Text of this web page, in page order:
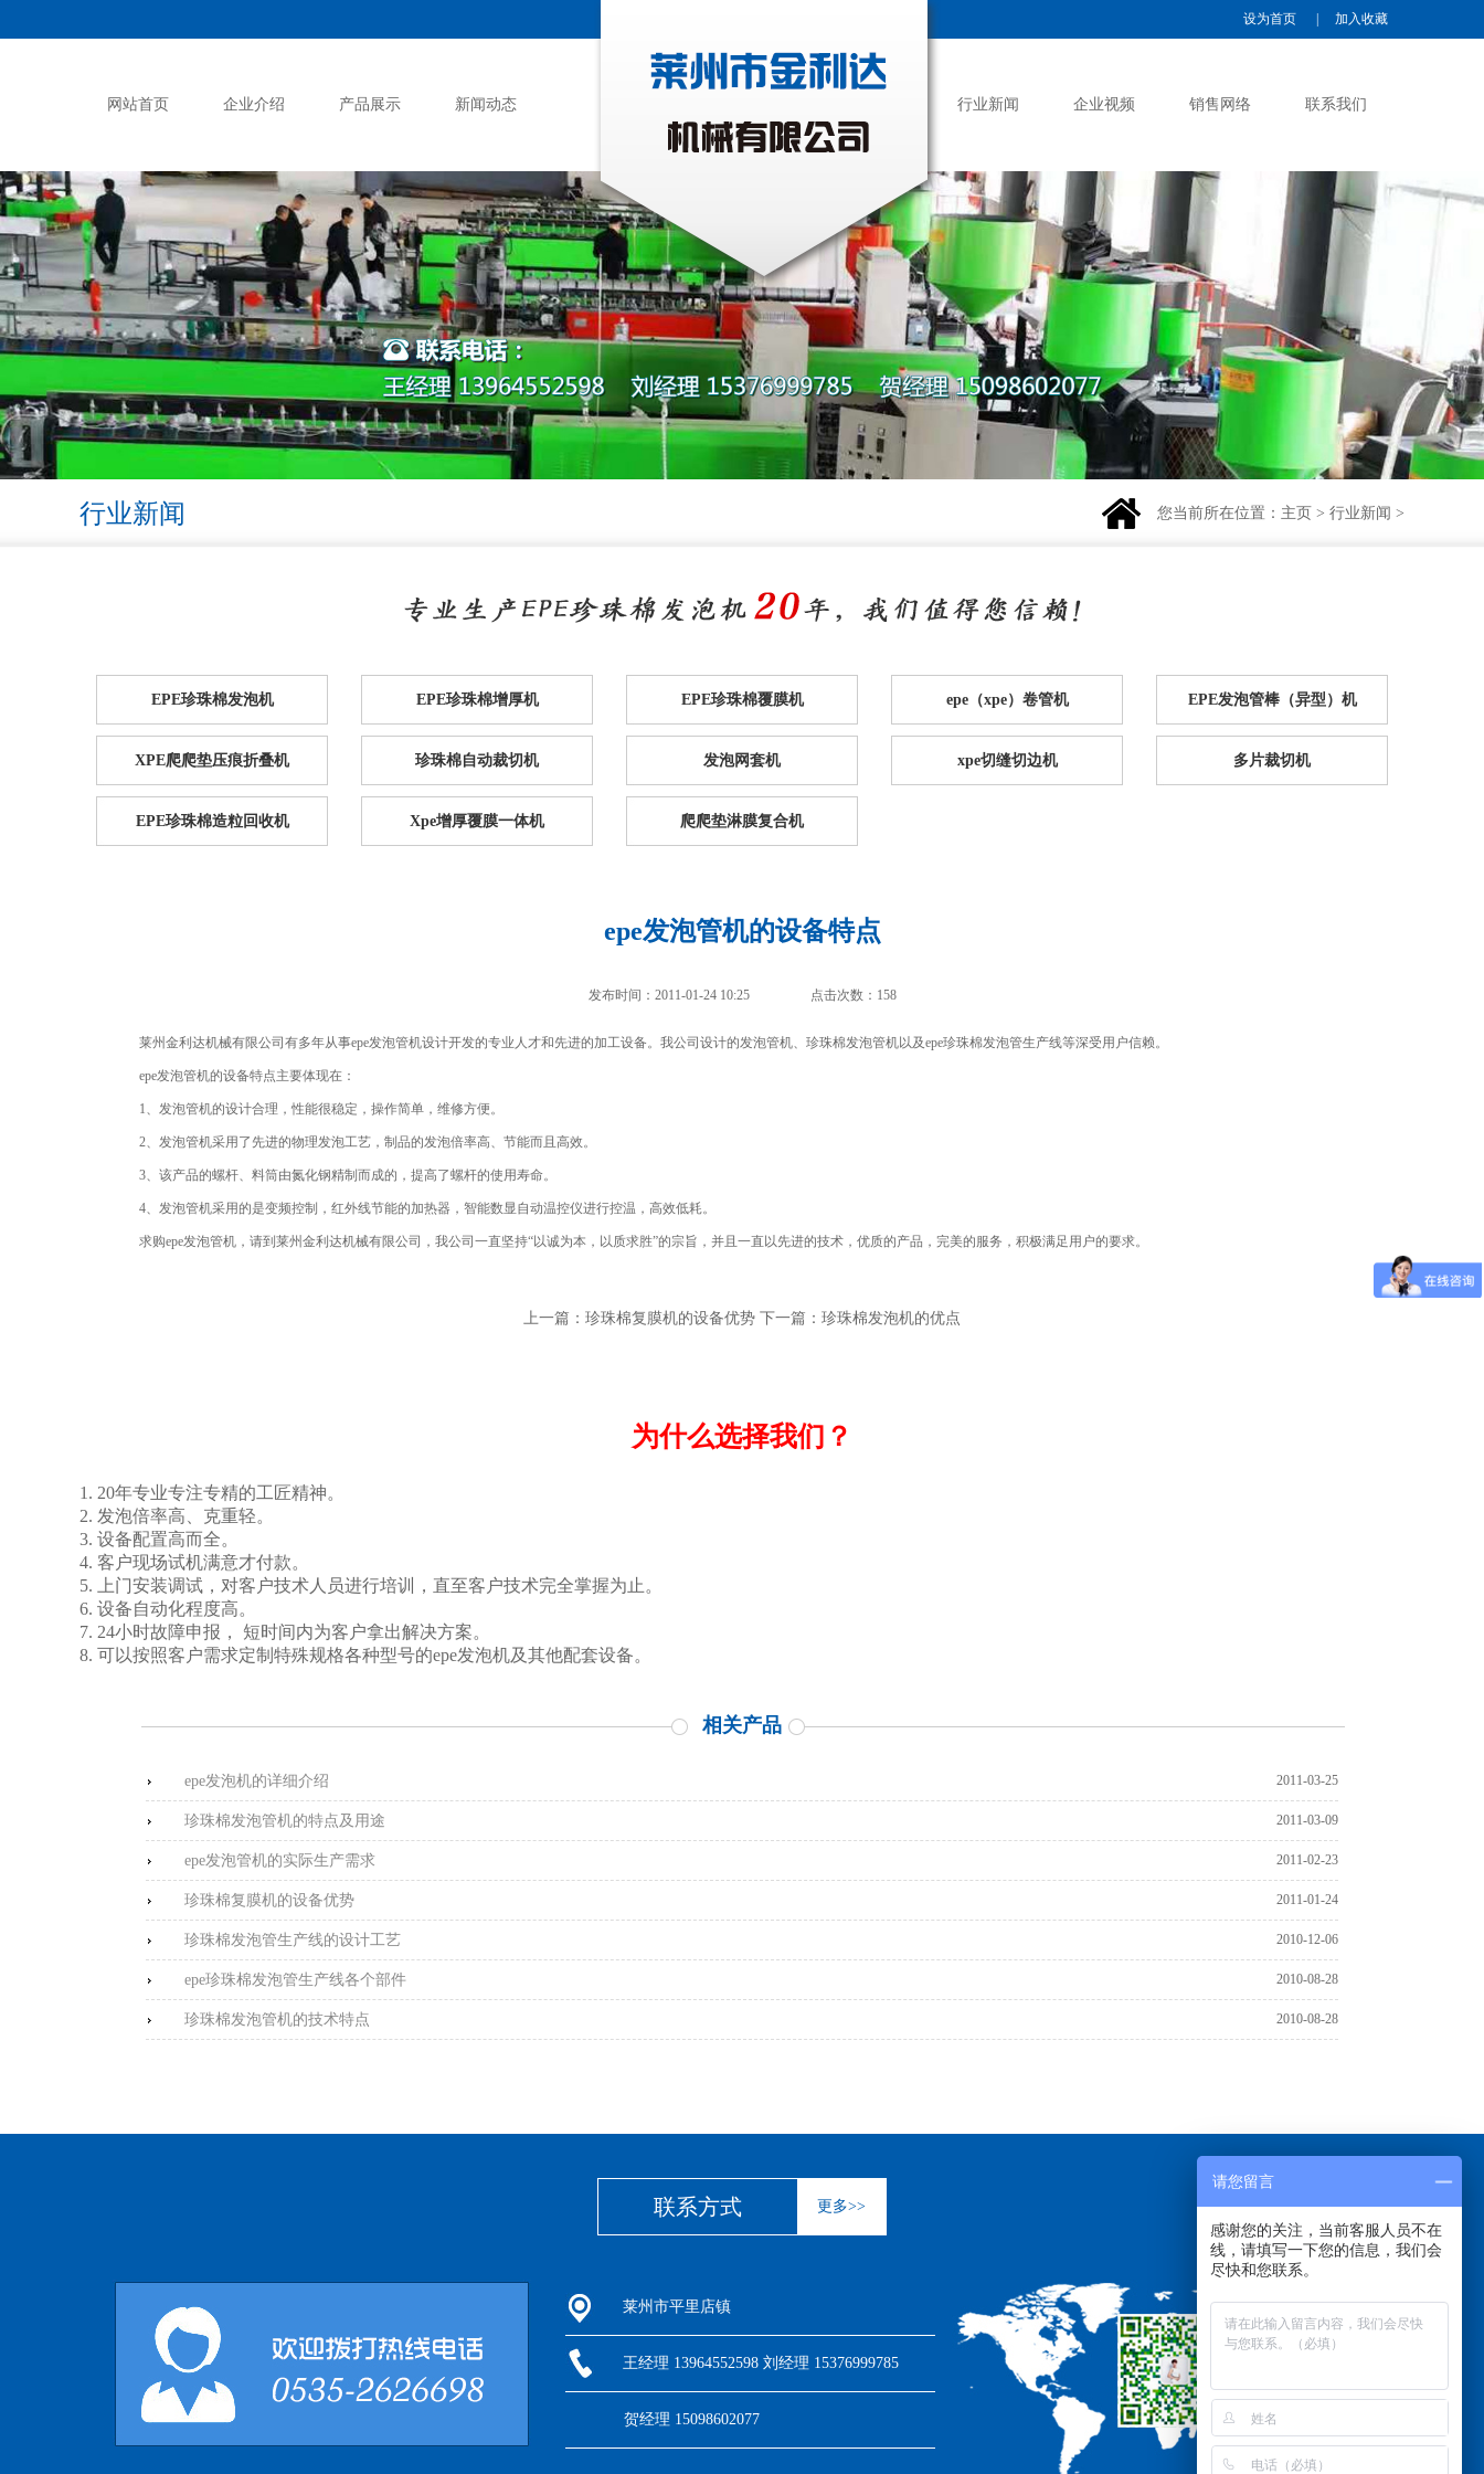
设为首页 加入收藏
网站首页 企业介绍 产品展示 新闻动态 行业新闻 企业视频 销售网络 联系我们
行业新闻 您当前所在位置： 主页 > 行业新闻 >
EPE珍珠棉发泡机 EPE珍珠棉增厚机 EPE珍珠棉覆膜机 epe（xpe）卷管机 EPE发泡管棒（异型）机
XPE爬爬垫压痕折叠机 珍珠棉自动裁切机 发泡网套机 xpe切缝切边机 多片裁切机
EPE珍珠棉造粒回收机 Xpe增厚覆膜一体机 爬爬垫淋膜复合机
epe发泡管机的设备特点
发布时间：2011-01-24 10:25 点击次数：158
莱州金利达机械有限公司有多年从事epe发泡管机设计开发的专业人才和先进的加工设备。我公司设计的发泡管机、 珍珠棉发泡管机以及epe珍珠棉发泡管生产线等深受用户信赖。
epe发泡管机的设备特点主要体现在：
1、发泡管机的设计合理，性能很稳定，操作简单，维修方便。
2、发泡管机采用了先进的物理发泡工艺，制品的发泡倍率高、节能而且高效。
3、该产品的螺杆、料筒由氮化钢精制而成的，提高了螺杆的使用寿命。
4、发泡管机采用的是变频控制，红外线节能的加热器，智能数显自动温控仪进行控温，高效低耗。
求购epe发泡管机，请到莱州金利达机械有限公司，我公司一直坚持“以诚为本，以质求胜”的宗旨，并且一直以先进的技术，优质的产品，完美的服务，积极满足用户的要求。
上一篇： 珍珠棉复膜机的设备优势 下一篇： 珍珠棉发泡机的优点
为什么选择我们？
1. 20年专业专注专精的工匠精神。
2. 发泡倍率高、克重轻。
3. 设备配置高而全。
4. 客户现场试机满意才付款。
5. 上门安装调试，对客户技术人员进行培训，直至客户技术完全掌握为止。
6. 设备自动化程度高。
7. 24小时故障申报， 短时间内为客户拿出解决方案。
8. 可以按照客户需求定制特殊规格各种型号的epe发泡机及其他配套设备。
相关产品
2011-03-25
epe发泡机的详细介绍
2011-03-09
珍珠棉发泡管机的特点及用途
2011-02-23
epe发泡管机的实际生产需求
2011-01-24
珍珠棉复膜机的设备优势
2010-12-06
珍珠棉发泡管生产线的设计工艺
2010-08-28
epe珍珠棉发泡管生产线各个部件
2010-08-28
珍珠棉发泡管机的技术特点
联系方式 更多>>
莱州市平里店镇
王经理 13964552598 刘经理 15376999785
贺经理 15098602077
请您留言
感谢您的关注，当前客服人员不在
线，请填写一下您的信息，我们会
尽快和您联系。